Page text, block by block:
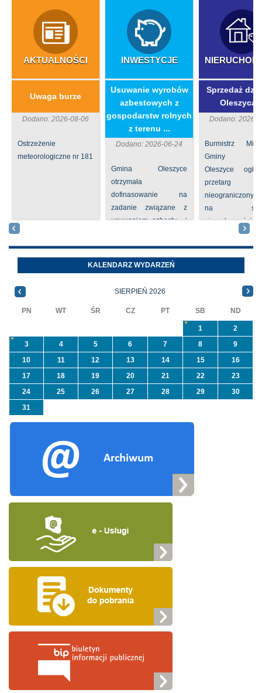
AKTUALNOŚCI
Uwaga burze
Dodano: 2026-08-06
Ostrzeżenie
meteorologiczne nr 181
INWESTYCJE
​Usuwanie wyrobów
azbestowych z
gospodarstw rolnych
z terenu ...
Dodano: 2026-06-24
Gmina Oleszyce
otrzymała
dofinasowanie na
zadanie związane z
usuwaniem azbestu i
azbest w ramach
programu
priorytetowego
Sprzedaż
Dodano: 2026-
Burmistrz
Gminy
Oleszyce
przetarg
nieograniczony
na
nieruchomości nr
Oleszycach
Orzeszkowej.
informacji ...
KALENDARZ WYDARZEŃ
SIERPIEŃ 2026
PN WT ŚR CZ PT SB ND
1
2
3
4 5 6 7 8
9
10
11 12 13 14 15
16
17
18 19 20 21 22
23
24
25 26 27 28 29
30
31